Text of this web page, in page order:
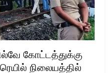
கோட்டத்துக்கு
நிலையத்தில்